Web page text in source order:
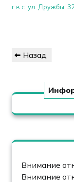
г.в.с. ул. Дружбы, 32
по
Предыдущая
Назад
Внимание
Внимание